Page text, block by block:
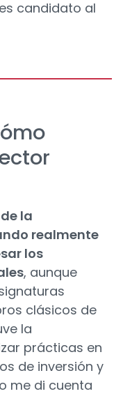
candidato al
la
realmente
los
, aunque
clásicos de
la
prácticas en
de inversión y
me di cuenta